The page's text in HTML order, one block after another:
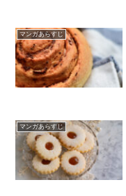
マンガあらすじ
マンガあらすじ